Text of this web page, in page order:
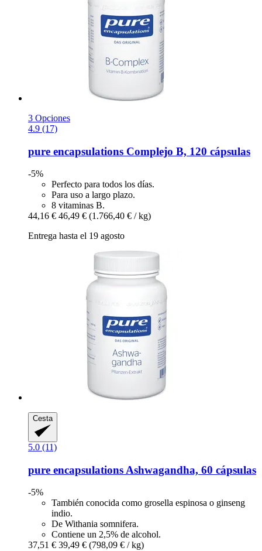
3 Opciones
4.9 (17)
pure encapsulations Complejo B, 120 cápsulas
-5%
Perfecto para todos los días.
Para uso a largo plazo.
8 vitaminas B.
44,16 € 46,49 € (1.766,40 € / kg)
Entrega hasta el 19 agosto
Cesta
5.0 (11)
pure encapsulations Ashwagandha, 60 cápsulas
-5%
También conocida como grosella espinosa o ginseng
indio.
De Withania somnifera.
Contiene un 2,5% de alcohol.
37,51 € 39,49 € (798,09 € / kg)